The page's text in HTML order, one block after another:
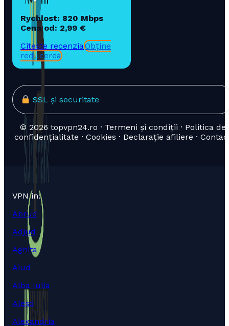
Rychlost: 820 Mbps
Cena od: 2,99 €
Citește recenziaObține
reducerea
SSL și securitate
© 2026 topvpn24.ro · Termeni și condiții · Politica de
confidențialitate · Cookies · Declarație afiliere ·
VPN in:
Abrud
Adjud
Agnita
Aiud
Alba Iulia
Aleșd
Alexandria